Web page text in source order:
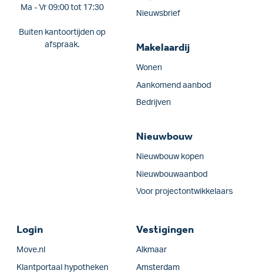
Ma - Vr 09:00 tot 17:30
Buiten kantoortijden op
afspraak.
Nieuwsbrief
Makelaardij
Wonen
Aankomend aanbod
Bedrijven
Nieuwbouw
Nieuwbouw kopen
Nieuwbouwaanbod
Voor projectontwikkelaars
Login
Move.nl
Klantportaal hypotheken
Vestigingen
Alkmaar
Amsterdam